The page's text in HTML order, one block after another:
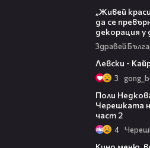
„Живей
да се
декорация у
Здравей
Левски -
3
Поли
Черешката
част 2
4